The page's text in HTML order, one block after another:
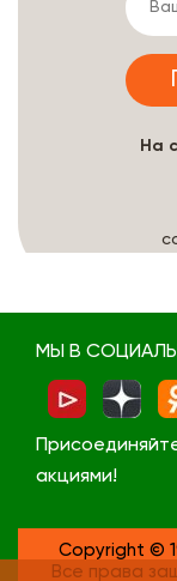
На
МЫ В
акциями!
Copyright ©
Все права